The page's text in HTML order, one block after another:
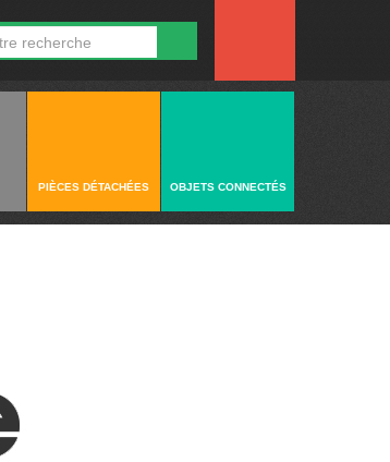
PIÈCES DÉTACHÉES OBJETS CONNECTÉS